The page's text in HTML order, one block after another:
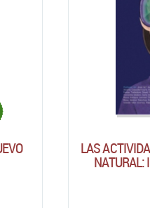
LAS
NATURAL: